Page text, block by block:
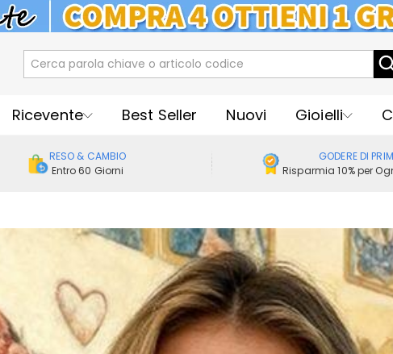
KLARNA: PAGAMENTO A RATE SENZA
Ricevente Best Seller Nuovi Gioielli
RESO & CAMBIO
Entro 60 Giorni
GODERE DI
Risparmia 10% per